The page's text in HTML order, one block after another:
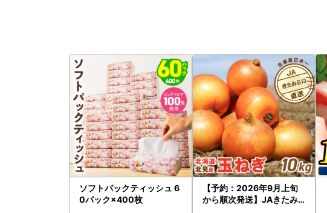
ソフトパックティッシュ 6
0パック×400枚
【予約：2026年9月上旬
から順次発送】JAきたみ